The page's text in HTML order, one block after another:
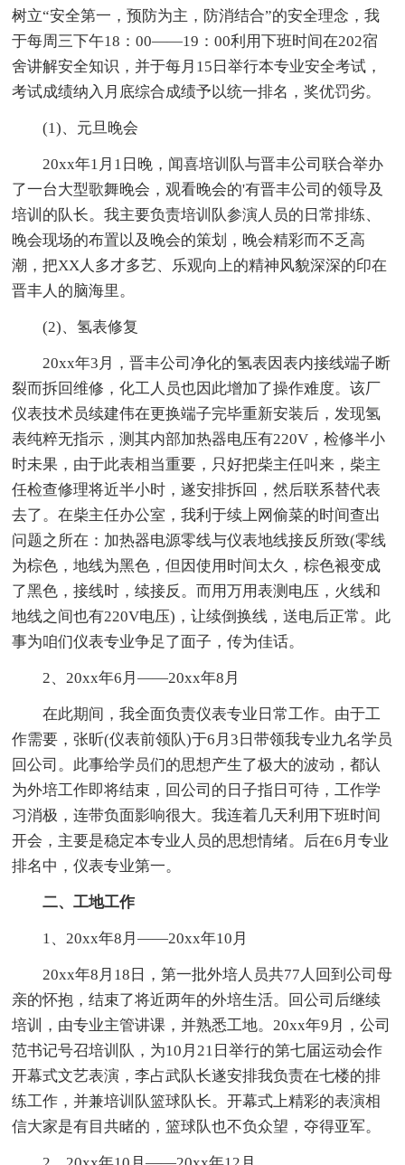
树立“安全第一，预防为主，防消结合”的安全理念，我
于每周三下午18：00——19：00利用下班时间在202宿
舍讲解安全知识，并于每月15日举行本专业安全考试，
考试成绩纳入月底综合成绩予以统一排名，奖优罚劣。
(1)、元旦晚会
20xx年1月1日晚，闻喜培训队与晋丰公司联合举办
了一台大型歌舞晚会，观看晚会的'有晋丰公司的领导及
培训的队长。我主要负责培训队参演人员的日常排练、
晚会现场的布置以及晚会的策划，晚会精彩而不乏高
潮，把XX人多才多艺、乐观向上的精神风貌深深的印在
晋丰人的脑海里。
(2)、氢表修复
20xx年3月，晋丰公司净化的氢表因表内接线端子断
裂而拆回维修，化工人员也因此增加了操作难度。该厂
仪表技术员续建伟在更换端子完毕重新安装后，发现氢
表纯粹无指示，测其内部加热器电压有220V，检修半小
时未果，由于此表相当重要，只好把柴主任叫来，柴主
任检查修理将近半小时，遂安排拆回，然后联系替代表
去了。在柴主任办公室，我利于续上网偷菜的时间查出
问题之所在：加热器电源零线与仪表地线接反所致(零线
为棕色，地线为黑色，但因使用时间太久，棕色裉变成
了黑色，接线时，续接反。而用万用表测电压，火线和
地线之间也有220V电压)，让续倒换线，送电后正常。此
事为咱们仪表专业争足了面子，传为佳话。
2、20xx年6月——20xx年8月
在此期间，我全面负责仪表专业日常工作。由于工
作需要，张昕(仪表前领队)于6月3日带领我专业九名学员
回公司。此事给学员们的思想产生了极大的波动，都认
为外培工作即将结束，回公司的日子指日可待，工作学
习消极，连带负面影响很大。我连着几天利用下班时间
开会，主要是稳定本专业人员的思想情绪。后在6月专业
排名中，仪表专业第一。
二、工地工作
1、20xx年8月——20xx年10月
20xx年8月18日，第一批外培人员共77人回到公司母
亲的怀抱，结束了将近两年的外培生活。回公司后继续
培训，由专业主管讲课，并熟悉工地。20xx年9月，公司
范书记号召培训队，为10月21日举行的第七届运动会作
开幕式文艺表演，李占武队长遂安排我负责在七楼的排
练工作，并兼培训队篮球队长。开幕式上精彩的表演相
信大家是有目共睹的，篮球队也不负众望，夺得亚军。